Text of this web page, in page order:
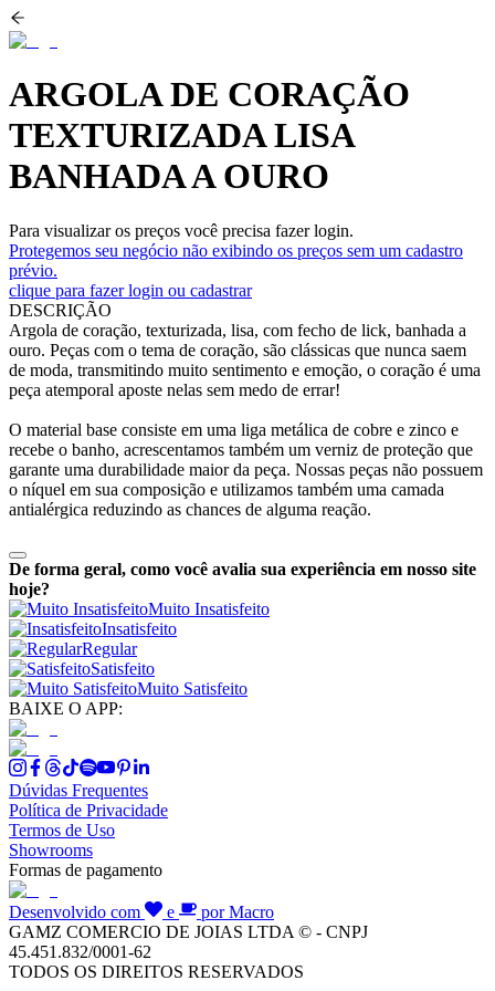
ARGOLA DE CORAÇÃO
TEXTURIZADA LISA
BANHADA A OURO
Para visualizar os preços você precisa fazer login.
Protegemos seu negócio não exibindo os preços sem um cadastro
prévio.
clique para fazer login ou cadastrar
DESCRIÇÃO
Argola de coração, texturizada, lisa, com fecho de lick, banhada a
ouro. Peças com o tema de coração, são clássicas que nunca saem
de moda, transmitindo muito sentimento e emoção, o coração é uma
peça atemporal aposte nelas sem medo de errar!
O material base consiste em uma liga metálica de cobre e zinco e
recebe o banho, acrescentamos também um verniz de proteção que
garante uma durabilidade maior da peça. Nossas peças não possuem
o níquel em sua composição e utilizamos também uma camada
antialérgica reduzindo as chances de alguma reação.
De forma geral, como você avalia sua experiência em nosso site
hoje?
Muito Insatisfeito
Insatisfeito
Regular
Satisfeito
Muito Satisfeito
BAIXE O APP:
Dúvidas Frequentes
Política de Privacidade
Termos de Uso
Showrooms
Formas de pagamento
Desenvolvido com e
por Macro
GAMZ COMERCIO DE JOIAS LTDA © - CNPJ
45.451.832/0001-62
TODOS OS DIREITOS RESERVADOS